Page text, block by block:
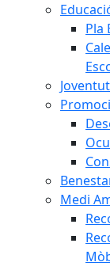
Pla
Joventut
Medi